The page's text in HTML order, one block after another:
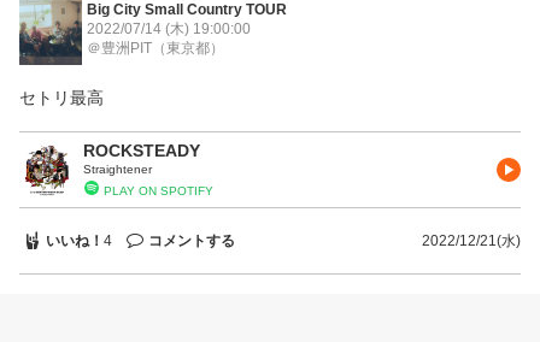
Big City Small Country TOUR
2022/07/14 (木) 19:00:00
＠豊洲PIT（東京都）
セトリ最高
ROCKSTEADY
Straightener
PLAY ON SPOTIFY
いいね！ 4 コメントする 2022/12/21(水)